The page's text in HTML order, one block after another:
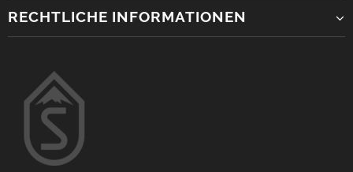
RECHTLICHE INFORMATIONEN